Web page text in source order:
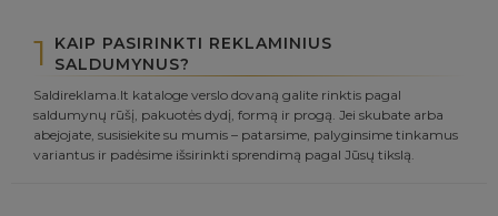
1
KAIP PASIRINKTI REKLAMINIUS
SALDUMYNUS?
Saldireklama.lt kataloge verslo dovaną galite rinktis pagal
saldumynų rūšį, pakuotės dydį, formą ir progą. Jei skubate arba
abejojate, susisiekite su mumis – patarsime, palyginsime tinkamus
variantus ir padėsime išsirinkti sprendimą pagal Jūsų tikslą.